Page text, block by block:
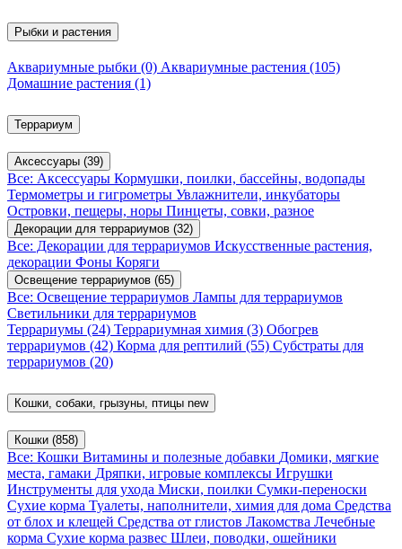
Рыбки и растения
Аквариумные рыбки (0) Аквариумные растения (105)
Домашние растения (1)
Террариум
Аксессуары (39)
Все: Аксессуары Кормушки, поилки, бассейны, водопады
Термометры и гигрометры Увлажнители, инкубаторы
Островки, пещеры, норы Пинцеты, совки, разное
Декорации для террариумов (32)
Все: Декорации для террариумов Искусственные растения,
декорации Фоны Коряги
Освещение террариумов (65)
Все: Освещение террариумов Лампы для террариумов
Светильники для террариумов
Террариумы (24) Террариумная химия (3) Обогрев
террариумов (42) Корма для рептилий (55) Субстраты для
террариумов (20)
Кошки, собаки, грызуны, птицы new
Кошки (858)
Все: Кошки Витамины и полезные добавки Домики, мягкие
места, гамаки Дряпки, игровые комплексы Игрушки
Инструменты для ухода Миски, поилки Сумки-переноски
Сухие корма Туалеты, наполнители, химия для дома Средства
от блох и клещей Средства от глистов Лакомства Лечебные
корма Сухие корма развес Шлеи, поводки, ошейники